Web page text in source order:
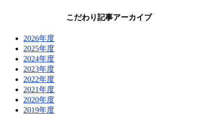
こだわり記事アーカイブ
2026年度
2025年度
2024年度
2023年度
2022年度
2021年度
2020年度
2019年度